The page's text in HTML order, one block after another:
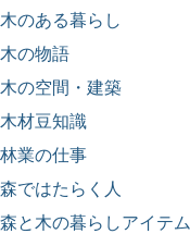
木のある暮らし
木の物語
木の空間・建築
木材豆知識
林業の仕事
森ではたらく人
森と木の暮らしアイテム